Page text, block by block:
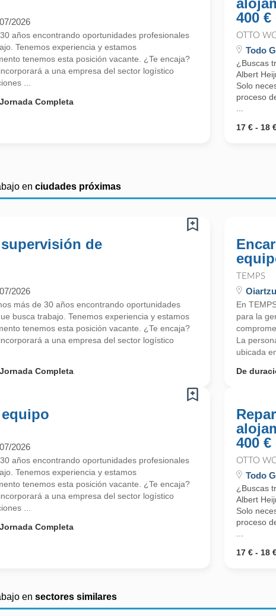
2026
años encontrando oportunidades profesionales
Tenemos experiencia y estamos
tenemos esta posición vacante. ¿Te encaja?
a una empresa del sector logístico
...
Jornada Completa
400
OTTO
Todo
¿Buscas
Albert
Solo
proceso
17 € - 18
en ciudades próximas
de
2026
más de 30 años encontrando oportunidades
busca trabajo. Tenemos experiencia y estamos
tenemos esta posición vacante. ¿Te encaja?
a una empresa del sector logístico
Jornada Completa
TEMPS
En
para la
La
ubicada
De
2026
años encontrando oportunidades profesionales
Tenemos experiencia y estamos
tenemos esta posición vacante. ¿Te encaja?
a una empresa del sector logístico
...
Jornada Completa
400
OTTO
Todo
¿Buscas
Albert
Solo
proceso
17 € - 18
en sectores similares